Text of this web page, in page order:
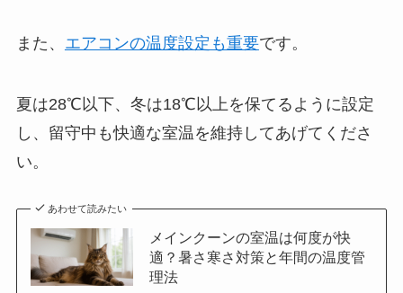
また、 エアコンの温度設定も重要です。
夏は28℃以下、冬は18℃以上を保てるように設定
し、留守中も快適な室温を維持してあげてくださ
い。
あわせて読みたい
メインクーンの室温は何度が快
適？暑さ寒さ対策と年間の温度管
理法